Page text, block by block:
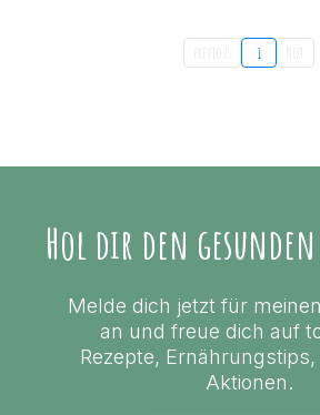
Previous 1 Next
Hol dir den
Melde dich jetzt für
an und freue dich auf
Rezepte,
Aktionen.